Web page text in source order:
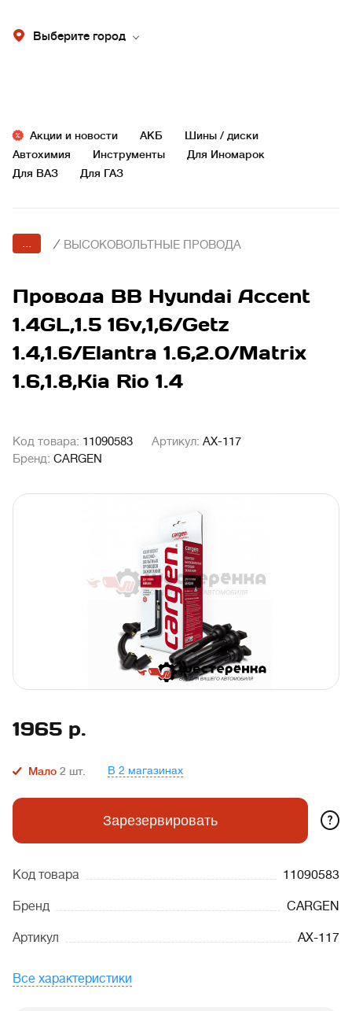
Выберите город
Акции и новости АКБ
Шины / диски
Автохимия
Инструменты
Для Иномарок
Для ВАЗ
Для ГАЗ
... / ВЫСОКОВОЛЬТНЫЕ ПРОВОДА
Провода ВВ Hyundai Accent
1.4GL,1.5 16v,1,6/Getz
1.4,1.6/Elantra 1.6,2.0/Matrix
1.6,1.8,Kia Rio 1.4
Код товара: 11090583 Артикул: АХ-117
Бренд: CARGEN
1965 р.
Мало 2 шт. В 2 магазинах
Зарезервировать ?
Код товара 11090583
Бренд CARGEN
Артикул АХ-117
Все характеристики